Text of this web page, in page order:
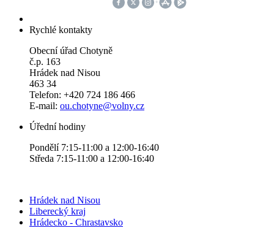
Rychlé kontakty
Obecní úřad Chotyně
č.p. 163
Hrádek nad Nisou
463 34
Telefon: +420 724 186 466
E-mail: ou.chotyne@volny.cz
Úřední hodiny
Pondělí 7:15-11:00 a 12:00-16:40
Středa 7:15-11:00 a 12:00-16:40
Hrádek nad Nisou
Liberecký kraj
Hrádecko - Chrastavsko